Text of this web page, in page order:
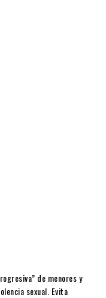
de menores y
sexual. Evita